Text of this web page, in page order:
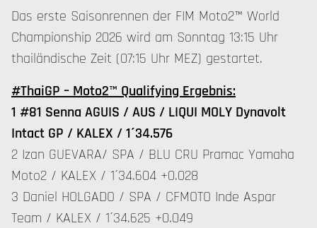
Das erste Saisonrennen der FIM Moto2™ World
Championship 2026 wird am Sonntag 13:15 Uhr
thailändische Zeit (07:15 Uhr MEZ) gestartet.
#ThaiGP – Moto2™ Qualifying Ergebnis:
1 #81 Senna AGUIS / AUS / LIQUI MOLY Dynavolt
Intact GP / KALEX / 1´34.576
2 Izan GUEVARA/ SPA / BLU CRU Pramac Yamaha
Moto2 / KALEX / 1´34.604 +0.028
3 Daniel HOLGADO / SPA / CFMOTO Inde Aspar
Team / KALEX / 1´34.625 +0.049